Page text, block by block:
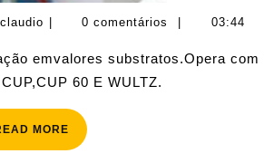
claudio claudio0 comentários 03:44
60 E WULTZ.
MOREREAD
MORE